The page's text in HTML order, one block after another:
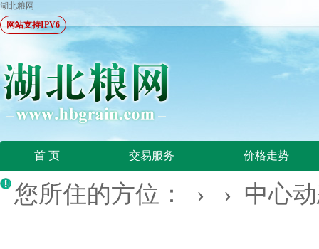
湖北粮网
网站支持IPV6
首 页 交易服务 价格走势
您所住的方位： › › 中心